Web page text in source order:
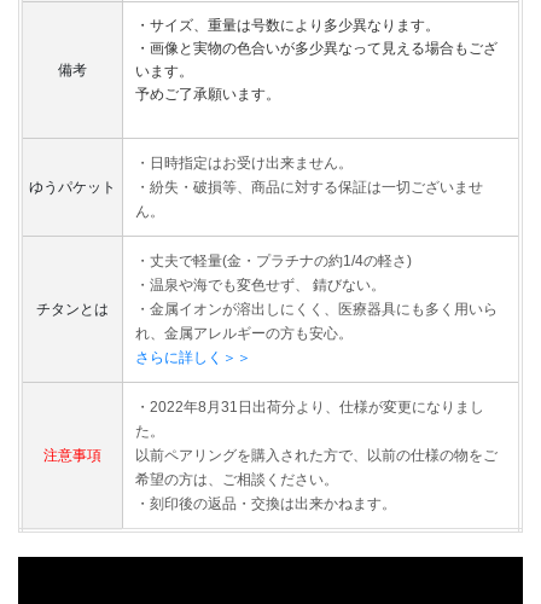
備考
・サイズ、重量は号数により多少異なります。
・画像と実物の色合いが多少異なって見える場合もござ
います。
予めご了承願います。
ゆうパケット
・日時指定はお受け出来ません。
・紛失・破損等、商品に対する保証は一切ございませ
ん。
チタンとは
・丈夫で軽量(金・プラチナの約1/4の軽さ)
・温泉や海でも変色せず、 錆びない。
・金属イオンが溶出しにくく、医療器具にも多く用いら
れ、金属アレルギーの方も安心。
さらに詳しく＞＞
注意事項
・2022年8月31日出荷分より、仕様が変更になりまし
た。
以前ペアリングを購入された方で、以前の仕様の物をご
希望の方は、ご相談ください。
・刻印後の返品・交換は出来かねます。